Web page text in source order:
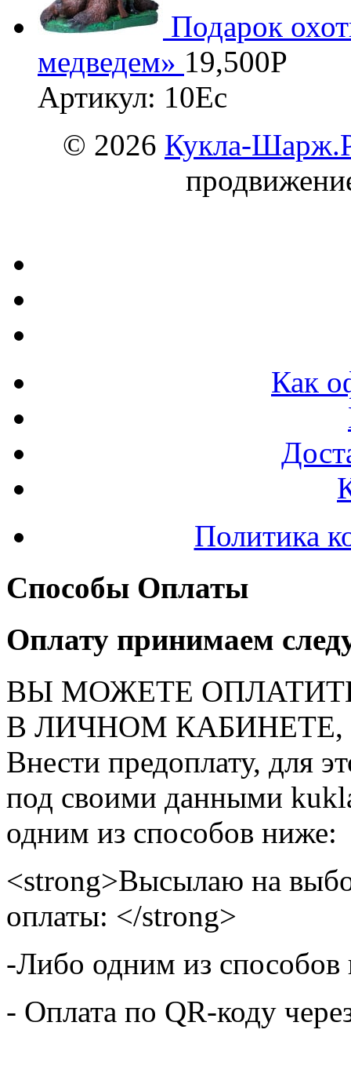
Подарок
медведем» 19,500Р
Артикул: 10Ес
© 2026 Кукла-
Как
Политика
Способы Оплаты
Оплату принимаем
ВЫ МОЖЕТЕ
В ЛИЧНОМ КАБИНЕТЕ,
Внести предоплату, для
под своими данными
одним из способов ниже:
<strong>Высылаю на
оплаты: </strong>
-Либо одним из
- Оплата по QR-коду